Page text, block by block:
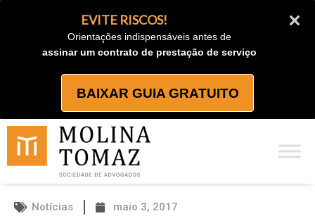
EVITE RISCOS!
Orientações indispensáveis antes de
assinar um contrato de prestação de serviço
BAIXAR GUIA GRATUITO
Notícias maio 3, 2017